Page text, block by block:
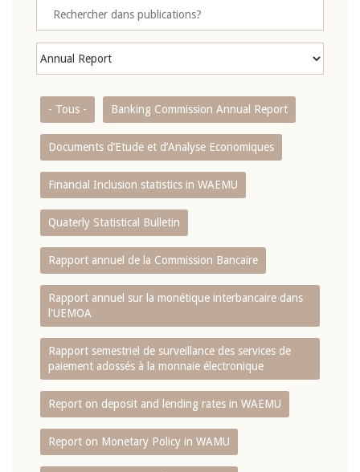
- Tous - Banking Commission Annual Report
Documents d’Etude et d’Analyse Economiques
Financial Inclusion statistics in WAEMU
Quaterly Statistical Bulletin
Rapport annuel de la Commission Bancaire
Rapport annuel sur la monétique interbancaire dans
l'UEMOA
Rapport semestriel de surveillance des services de
paiement adossés à la monnaie électronique
Report on deposit and lending rates in WAEMU
Report on Monetary Policy in WAMU